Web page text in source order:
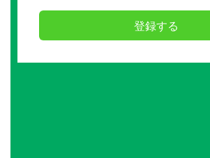
登録する